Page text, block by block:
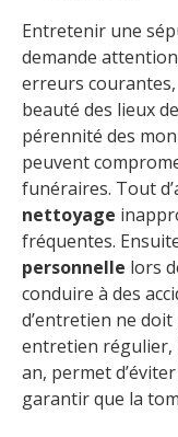
Entretenir une
demande
erreurs
beauté des lieux
pérennité des
peuvent
funéraires. Tout
nettoyage
fréquentes.
personnelle lors
conduire à des
d’entretien ne
entretien régulier,
an, permet
garantir que la